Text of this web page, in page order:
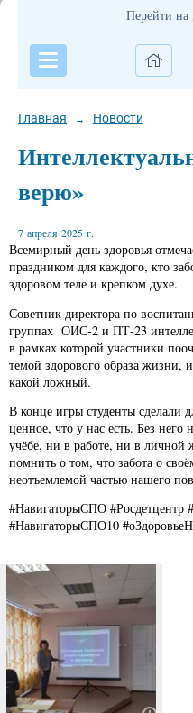
Перейти
Главная → Новости
верю»
7 апреля 2025 г.
Всемирный день здоровья
праздником для каждого, кто
здоровом теле и крепком духе.
Советник директора по
группах ОИС-2 и ПТ-23
в рамках которой участники
темой здорового образа жизни,
какой ложный.
В конце игры студенты сделали
ценное, что у нас есть. Без
учёбе, ни в работе, ни в
помнить о том, что забота о
неотъемлемой частью нашего
#НавигаторыСПО #Росдетцентр
#НавигаторыСПО10